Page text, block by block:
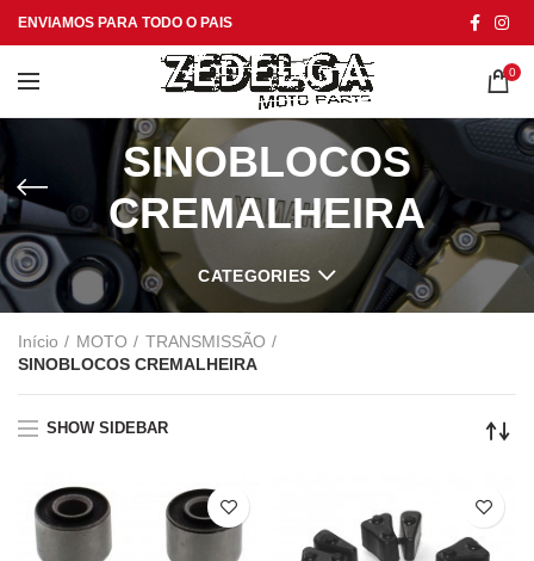
ENVIAMOS PARA TODO O PAIS
0
SINOBLOCOS
CREMALHEIRA
CATEGORIES
Início MOTO
TRANSMISSÃO
SINOBLOCOS CREMALHEIRA
SHOW SIDEBAR